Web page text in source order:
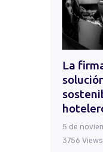
La
5 de
3756 Views